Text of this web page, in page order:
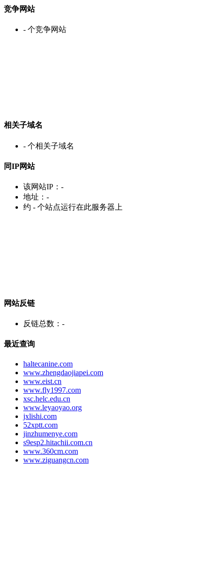
竞争网站
- 个竞争网站
相关子域名
- 个相关子域名
同IP网站
该网站IP： -
地址： -
约 - 个站点运行在此服务器上
网站反链
反链总数： -
最近查询
haltecanine.com
www.zhengdaojiapei.com
www.eist.cn
www.fly1997.com
xsc.helc.edu.cn
www.leyaoyao.org
jxlishi.com
52xptt.com
jinzhumenye.com
s9esp2.hitachii.com.cn
www.360cm.com
www.ziguangcn.com